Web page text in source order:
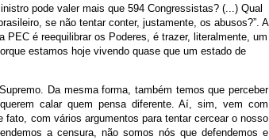
pode valer mais que 594 Congressistas? (...) Qual
se não tentar conter, justamente, os abusos?”. A
PEC é reequilibrar os Poderes, é trazer, literalmente, um
estamos hoje vivendo quase que um estado de
Da mesma forma, também temos que perceber
calar quem pensa diferente. Aí, sim, vem com
com vários argumentos para tentar cercear o nosso
a censura, não somos nós que defendemos e